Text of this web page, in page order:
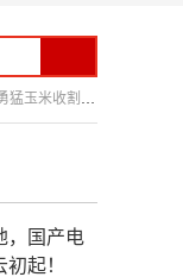
猛玉米收割机
，国产电
起！